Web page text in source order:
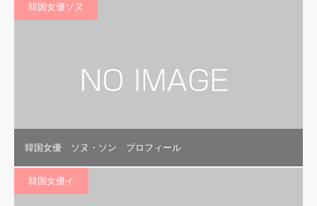
韓国女優ソヌ
韓国女優 ソヌ・ソン プロフィール
韓国女優イ